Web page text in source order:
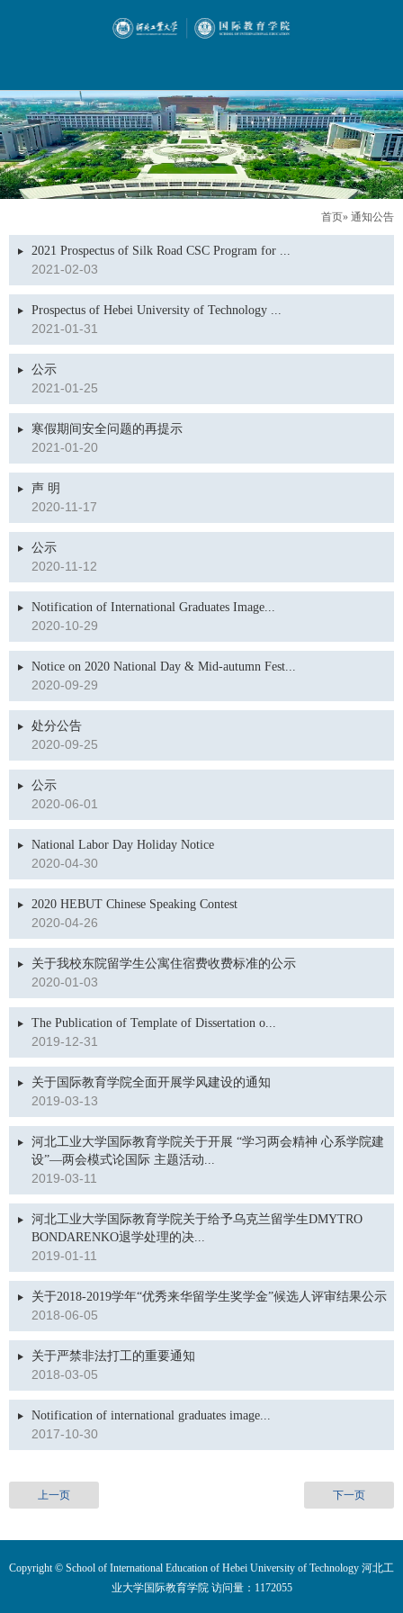
首页» 通知公告
2021 Prospectus of Silk Road CSC Program for ...
2021-02-03
Prospectus of Hebei University of Technology ...
2021-01-31
公示
2021-01-25
寒假期间安全问题的再提示
2021-01-20
声 明
2020-11-17
公示
2020-11-12
Notification of International Graduates Image...
2020-10-29
Notice on 2020 National Day & Mid-autumn Fest...
2020-09-29
处分公告
2020-09-25
公示
2020-06-01
National Labor Day Holiday Notice
2020-04-30
2020 HEBUT Chinese Speaking Contest
2020-04-26
关于我校东院留学生公寓住宿费收费标准的公示
2020-01-03
The Publication of Template of Dissertation o...
2019-12-31
关于国际教育学院全面开展学风建设的通知
2019-03-13
河北工业大学国际教育学院关于开展 “学习两会精神 心系学院建
设”—两会模式论国际 主题活动...
2019-03-11
河北工业大学国际教育学院关于给予乌克兰留学生DMYTRO
BONDARENKO退学处理的决...
2019-01-11
关于2018-2019学年“优秀来华留学生奖学金”候选人评审结果公示
2018-06-05
关于严禁非法打工的重要通知
2018-03-05
Notification of international graduates image...
2017-10-30
上一页 下一页
Copyright © School of International Education of Hebei University of Technology 河北工
业大学国际教育学院 访问量： 1172055